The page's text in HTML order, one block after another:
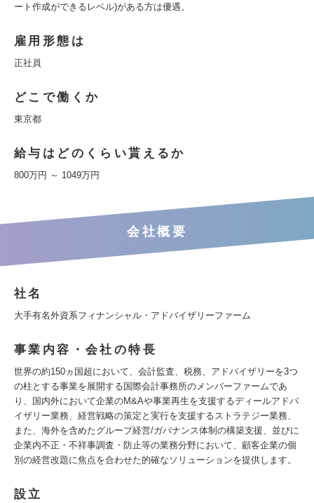
ート作成ができるレベル)がある方は優遇。
雇用形態は
正社員
どこで働くか
東京都
給与はどのくらい貰えるか
800万円 ～ 1049万円
会社概要
社名
大手有名外資系フィナンシャル・アドバイザリーファーム
事業内容・会社の特長
世界の約150ヵ国超において、会計監査、税務、アドバイザリーを3つ
の柱とする事業を展開する国際会計事務所のメンバーファームであ
り、国内外において企業のM&Aや事業再生を支援するディールアドバ
イザリー業務、経営戦略の策定と実行を支援するストラテジー業務、
また、海外を含めたグループ経営/ガバナンス体制の構築支援、並びに
企業内不正・不祥事調査・防止等の業務分野において、顧客企業の個
別の経営改題に焦点を合わせた的確なソリューションを提供します。
設立